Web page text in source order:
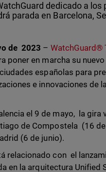
dedicado a
parada en Barcelona,
de 2023 – WatchGuard®
poner en marcha su
españolas para
e innovaciones de
el 9 de mayo, la
de Compostela (16
(6 de junio).
relacionado con el
en la arquitectura Unified